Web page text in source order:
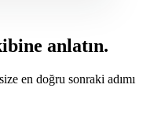
anlatın.
en doğru sonraki adımı